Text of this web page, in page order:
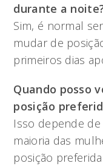
durante a
Sim, é normal
mudar de
primeiros dias
Quando posso
posição
Isso depende
maioria das
posição